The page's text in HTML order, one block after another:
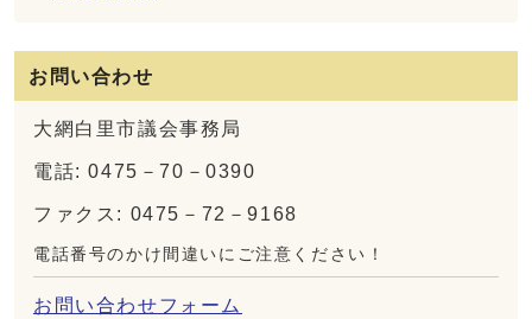
お問い合わせ
大網白里市議会事務局
電話: 0475－70－0390
ファクス: 0475－72－9168
電話番号のかけ間違いにご注意ください！
お問い合わせフォーム